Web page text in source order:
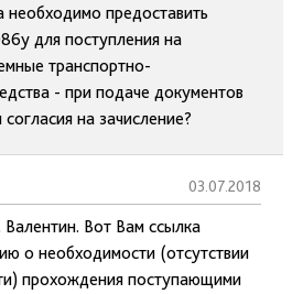
предоставить
для поступления на
транспортно-
- при подаче документов
на зачисление?
03.07.2018
Валентин. Вот Вам ссылка
о необходимости (отсутствии
прохождения поступающими